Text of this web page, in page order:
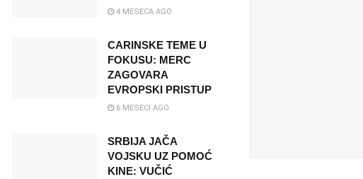
4 MESECA AGO
CARINSKE TEME U
FOKUSU: MERC
ZAGOVARA
EVROPSKI PRISTUP
6 MESECI AGO
SRBIJA JAČA
VOJSKU UZ POMOĆ
KINE: VUČIĆ